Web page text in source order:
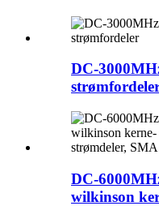
DC-
DC-
wilkinson